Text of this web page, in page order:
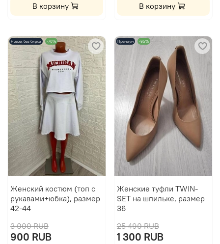
В корзину В корзину
Новое, без бирки -70%
Женский костюм (топ с
рукавами+юбка), размер
42-44
3 000 RUB
900 RUB
Премиум -95%
Женские туфли TWIN-
SET на шпильке, размер
36
25 490 RUB
1 300 RUB